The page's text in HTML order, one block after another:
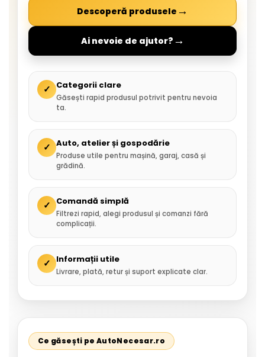
Descoperă produsele →
Ai nevoie de ajutor? →
✓ Categorii clare
Găsești rapid produsul potrivit pentru nevoia
ta.
✓ Auto, atelier și gospodărie
Produse utile pentru mașină, garaj, casă și
grădină.
✓ Comandă simplă
Filtrezi rapid, alegi produsul și comanzi fără
complicații.
✓ Informații utile
Livrare, plată, retur și suport explicate clar.
Ce găsești pe AutoNecesar.ro